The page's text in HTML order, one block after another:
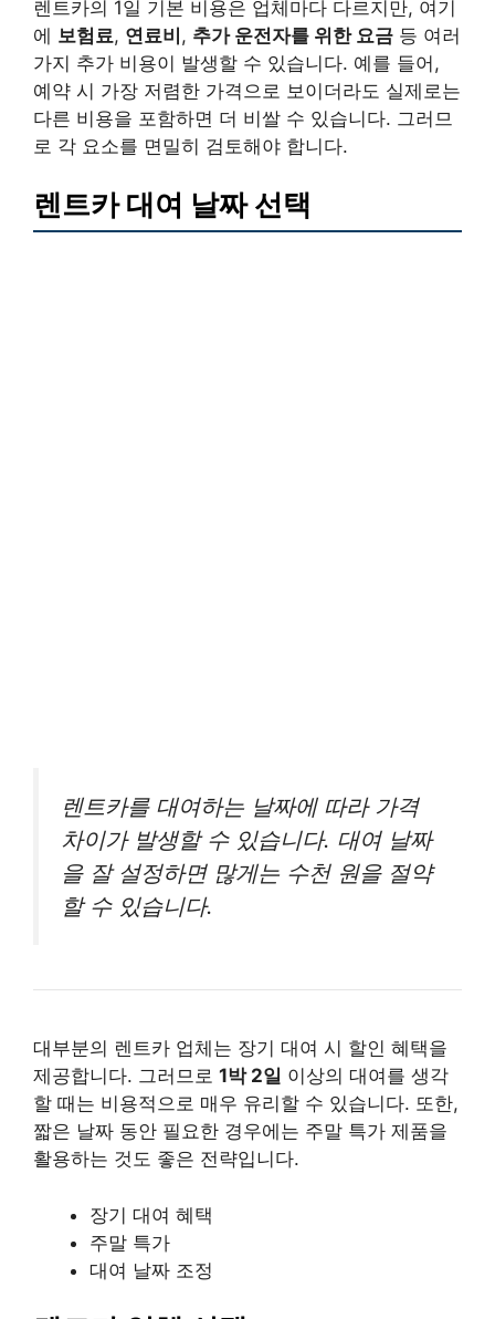
렌트카의 1일 기본 비용은 업체마다 다르지만, 여기
에 보험료, 연료비, 추가 운전자를 위한 요금 등 여러
가지 추가 비용이 발생할 수 있습니다. 예를 들어,
예약 시 가장 저렴한 가격으로 보이더라도 실제로는
다른 비용을 포함하면 더 비쌀 수 있습니다. 그러므
로 각 요소를 면밀히 검토해야 합니다.
렌트카 대여 날짜 선택
렌트카를 대여하는 날짜에 따라 가격
차이가 발생할 수 있습니다. 대여 날짜
을 잘 설정하면 많게는 수천 원을 절약
할 수 있습니다.
대부분의 렌트카 업체는 장기 대여 시 할인 혜택을
제공합니다. 그러므로 1박 2일 이상의 대여를 생각
할 때는 비용적으로 매우 유리할 수 있습니다. 또한,
짧은 날짜 동안 필요한 경우에는 주말 특가 제품을
활용하는 것도 좋은 전략입니다.
장기 대여 혜택
주말 특가
대여 날짜 조정